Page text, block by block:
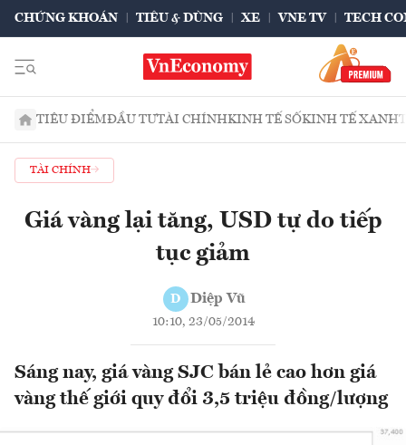
CHỨNG KHOÁN TIÊU & DÙNG XE VNE TV TECH
TIÊU ĐIỂMĐẦU TƯTÀI CHÍNHKINH TẾ SỐKINH TẾ XANH
TÀI CHÍNH
Giá vàng lại tăng, USD tự do tiếp
tục giảm
D Diệp Vũ
10:10, 23/05/2014
Sáng nay, giá vàng SJC bán lẻ cao hơn giá
vàng thế giới quy đổi 3,5 triệu đồng/lượng